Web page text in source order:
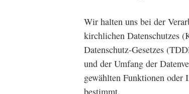
Wir halten uns bei der
kirchlichen Datenschutzes
Datenschutz-Gesetzes
und der Umfang der
gewählten Funktionen oder
bestimmt.